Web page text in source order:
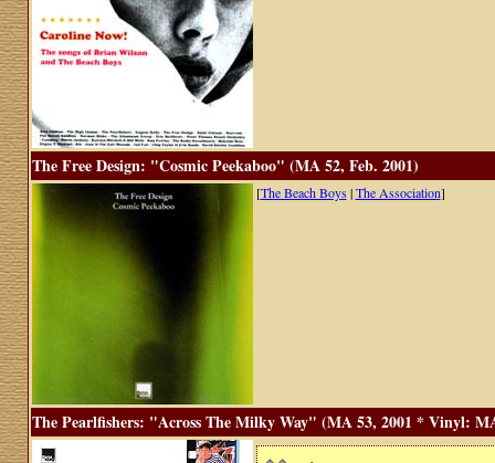
The Free Design: "Cosmic Peekaboo" (MA 52, Feb. 2001)
[The Beach Boys|The Association]
The Pearlfishers: "Across The Milky Way" (MA 53, 2001 * Vinyl: